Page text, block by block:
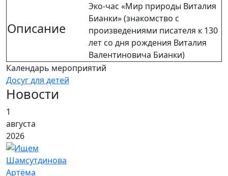
Описание
Эко-час «Мир природы Виталия
Бианки» (знакомство с
произведениями писателя к 130
лет со дня рождения Виталия
Валентиновича Бианки)
Календарь мероприятий
Досуг для детей
Новости
1
августа
2026